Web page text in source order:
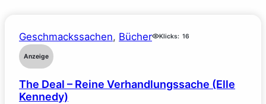
Geschmackssachen, Bücher Klicks: 16
Anzeige
The Deal – Reine Verhandlungssache (Elle
Kennedy)